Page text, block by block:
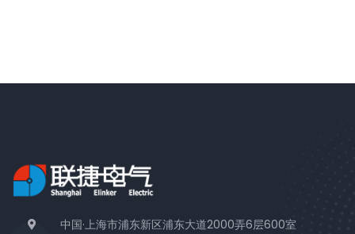
中国·上海市浦东新区浦东大道2000弄6层600室